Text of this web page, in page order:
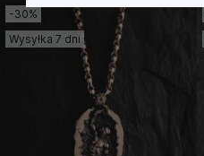
-30%
Wysyłka 7 dni